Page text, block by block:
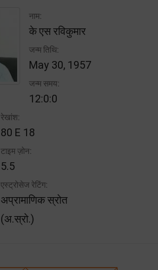
नाम:
के एस रविकुमार
जन्म तिथि:
May 30, 1957
जन्म समय:
12:0:0
रेखांश:
80 E 18
टाइम ज़ोन:
5.5
एस्ट्रोसेज रेटिंग:
अप्रामाणिक स्रोत
(अ.स्रो.)